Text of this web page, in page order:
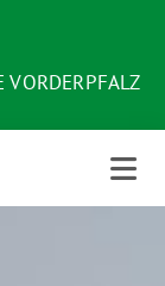
VORDERPFALZ